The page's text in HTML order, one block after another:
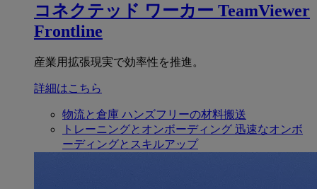
コネクテッド ワーカー TeamViewer
Frontline
産業用拡張現実で効率性を推進。
詳細はこちら
物流と倉庫 ハンズフリーの材料搬送
トレーニングとオンボーディング 迅速なオンボ
ーディングとスキルアップ